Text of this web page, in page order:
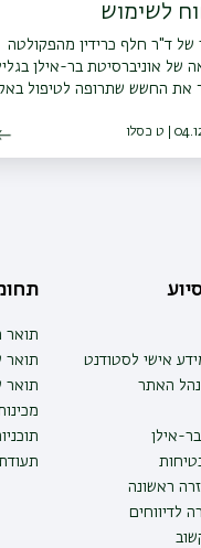
לשימוש
של ד"ר חלף כרידין מהפקולטה
של אוניברסיטת בר-אילן
את החשש שתרופה לטיפול
ט כסלו
אישי לסטודנט
האתר
אילן
ראשונה
לדיווחים
תואר
תואר
תואר